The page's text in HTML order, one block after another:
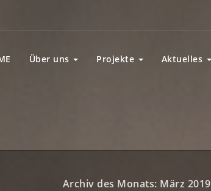
Über uns Projekte Aktuelles
Archiv des Monats: März 2019